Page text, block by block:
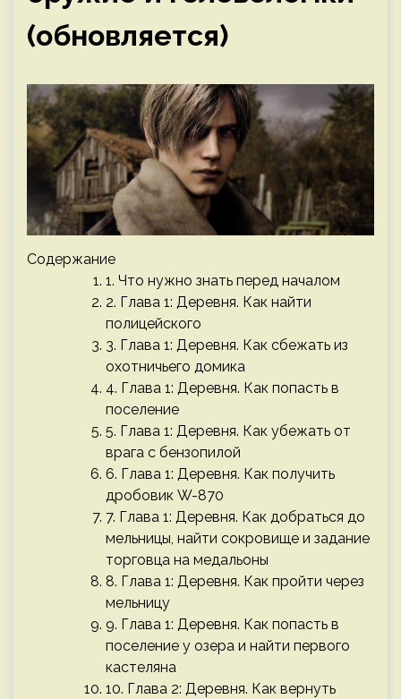
(обновляется)
Содержание
1. Что нужно знать перед началом
2. Глава 1: Деревня. Как найти
полицейского
3. Глава 1: Деревня. Как сбежать из
охотничьего домика
4. Глава 1: Деревня. Как попасть в
поселение
5. Глава 1: Деревня. Как убежать от
врага с бензопилой
6. Глава 1: Деревня. Как получить
дробовик W-870
7. Глава 1: Деревня. Как добраться до
мельницы, найти сокровище и задание
торговца на медальоны
8. Глава 1: Деревня. Как пройти через
мельницу
9. Глава 1: Деревня. Как попасть в
поселение у озера и найти первого
кастеляна
10. Глава 2: Деревня. Как вернуть